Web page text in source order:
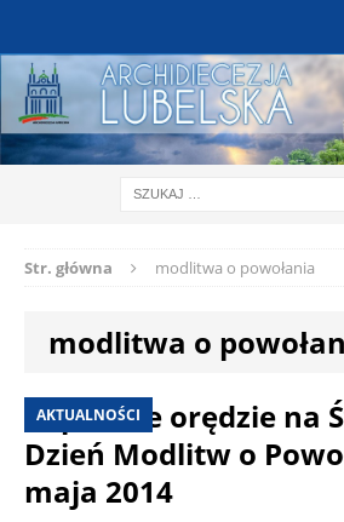
Str. główna modlitwa o powołania
modlitwa o
AKTUALNOŚCI
Papieskie orędzie na
Dzień Modlitw o
maja 2014